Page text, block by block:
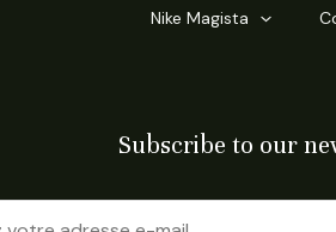
Nike Magista
Subscribe to our